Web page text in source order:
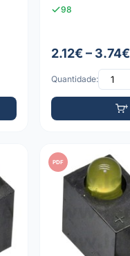
98
2.12€ – 3.74€
Quantidade:
PDF